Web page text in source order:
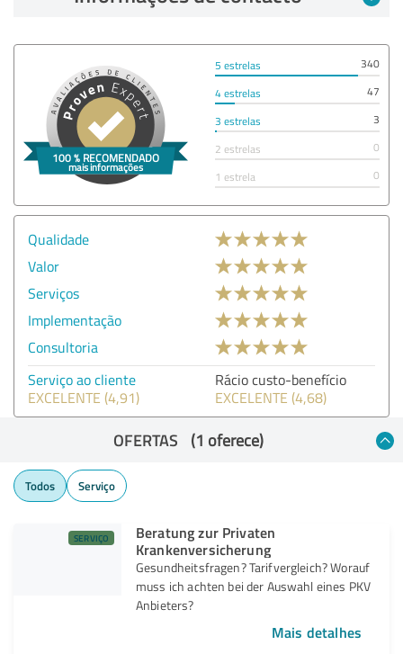
5 estrelas
340
4 estrelas
47
3 estrelas
3
2 estrelas
0
1 estrela
0
Qualidade
Valor
Serviços
Implementação
Consultoria
Serviço ao cliente
EXCELENTE (4,91)
Rácio custo-benefício
EXCELENTE (4,68)
OFERTAS (1 oferece)
Todos Serviço
SERVIÇO
Beratung zur Privaten
Krankenversicherung
Gesundheitsfragen? Tarifvergleich? Worauf
muss ich achten bei der Auswahl eines PKV
Anbieters?
Mais detalhes